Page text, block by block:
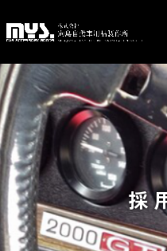
採